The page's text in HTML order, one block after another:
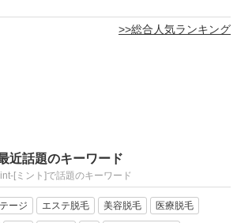
>>総合人気ランキング
近話題のキーワード
[ミント]で話題のキーワード
ージ エステ脱毛 美容脱毛 医療脱毛